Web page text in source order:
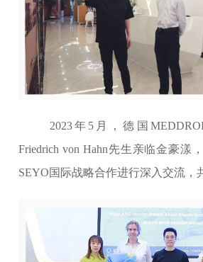
2023年5月，德国
Friedrich von Hahn先生亲临金豪漾
SEYO国际战略合作进行深入交流，